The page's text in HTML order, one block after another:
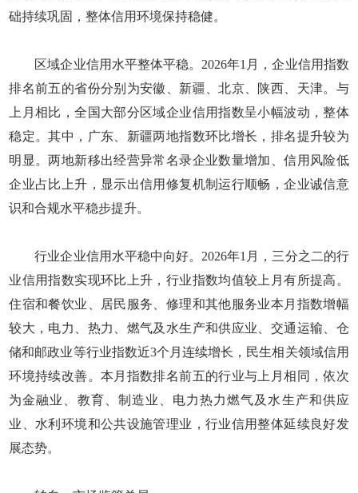
础持续巩固，整体信用环境保持稳健。
区域企业信用水平整体平稳。2026年1月，企业信用指数
排名前五的省份分别为安徽、新疆、北京、陕西、天津。与
上月相比，全国大部分区域企业信用指数呈小幅波动，整体
稳定。其中，广东、新疆两地指数环比增长，排名提升较为
明显。两地新移出经营异常名录企业数量增加、信用风险低
企业占比上升，显示出信用修复机制运行顺畅，企业诚信意
识和合规水平稳步提升。
行业企业信用水平稳中向好。2026年1月，三分之二的行
业信用指数实现环比上升，行业指数均值较上月有所提高。
住宿和餐饮业、居民服务、修理和其他服务业本月指数增幅
较大，电力、热力、燃气及水生产和供应业、交通运输、仓
储和邮政业等行业指数近3个月连续增长，民生相关领域信用
环境持续改善。本月指数排名前五的行业与上月相同，依次
为金融业、教育、制造业、电力热力燃气及水生产和供应
业、水利环境和公共设施管理业，行业信用整体延续良好发
展态势。